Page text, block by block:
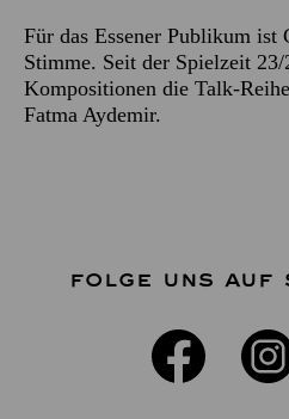
Für das Essener Publikum
Stimme. Seit der Spielzeit
Kompositionen die Talk-Reihe
Fatma Aydemir.
FOLGE UNS AUF